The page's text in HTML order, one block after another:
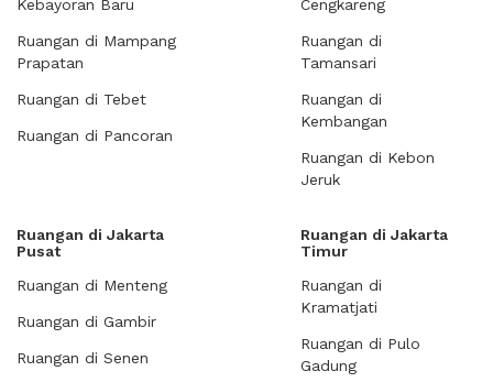
Kebayoran Baru
Ruangan di Mampang
Prapatan
Ruangan di Tebet
Ruangan di Pancoran
Cengkareng
Ruangan di
Tamansari
Ruangan di
Kembangan
Ruangan di Kebon
Jeruk
Ruangan di Jakarta
Pusat
Ruangan di Menteng
Ruangan di Gambir
Ruangan di Senen
Ruangan di Jakarta
Timur
Ruangan di
Kramatjati
Ruangan di Pulo
Gadung